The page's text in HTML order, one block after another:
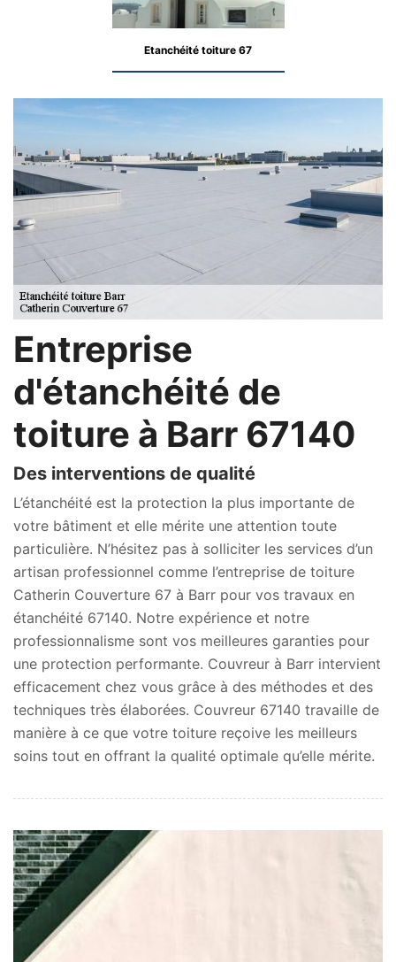
Etanchéité toiture 67
Entreprise
d'étanchéité de
toiture à Barr 67140
Des interventions de qualité
L’étanchéité est la protection la plus importante de
votre bâtiment et elle mérite une attention toute
particulière. N’hésitez pas à solliciter les services d’un
artisan professionnel comme l’entreprise de toiture
Catherin Couverture 67 à Barr pour vos travaux en
étanchéité 67140. Notre expérience et notre
professionnalisme sont vos meilleures garanties pour
une protection performante. Couvreur à Barr intervient
efficacement chez vous grâce à des méthodes et des
techniques très élaborées. Couvreur 67140 travaille de
manière à ce que votre toiture reçoive les meilleurs
soins tout en offrant la qualité optimale qu’elle mérite.